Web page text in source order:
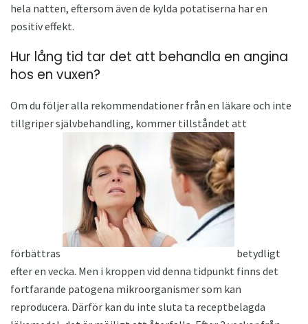
hela natten, eftersom även de kylda potatiserna har en
positiv effekt.
Hur lång tid tar det att behandla en angina
hos en vuxen?
Om du följer alla rekommendationer från en läkare och inte
tillgriper självbehandling, kommer tillståndet att
förbättras
betydligt
efter en vecka. Men i kroppen vid denna tidpunkt finns det
fortfarande patogena mikroorganismer som kan
reproducera. Därför kan du inte sluta ta receptbelagda